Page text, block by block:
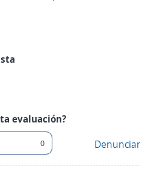
evaluación?
0 Denunciar